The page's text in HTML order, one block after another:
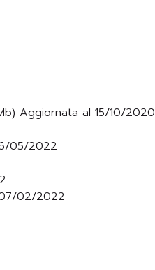
Aggiornata al 15/10/2020
05/2022
02/2022